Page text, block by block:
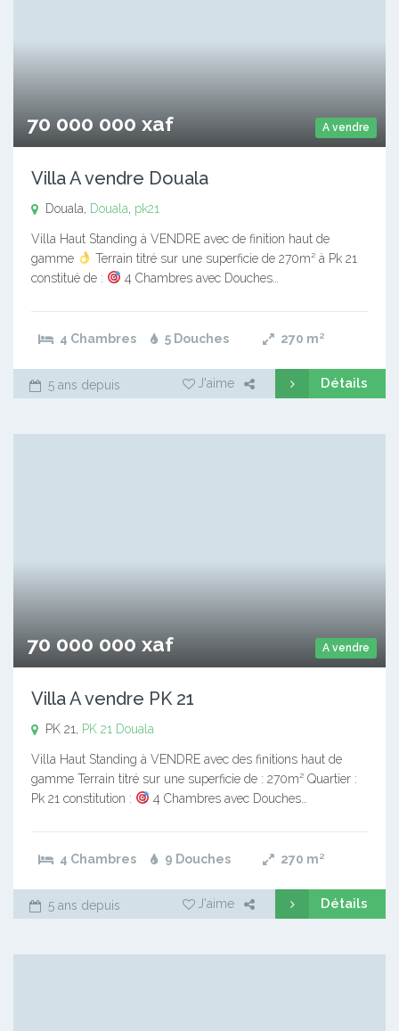
A vendre
70 000 000 xaf
Villa A vendre Douala
Douala, Douala pk21
Villa Haut Standing à VENDRE avec de finition haut de
gamme
Terrain titré sur une superficie de 270m² à Pk 21
constitué de :
4 Chambres avec Douches…
4 Chambres 5 Douches 270 m²
5 ans depuis J'aime Détails
A vendre
70 000 000 xaf
Villa A vendre PK 21
PK 21, PK 21 Douala
Villa Haut Standing à VENDRE avec des finitions haut de
gamme Terrain titré sur une superficie de : 270m² Quartier :
Pk 21 constitution :
4 Chambres avec Douches…
4 Chambres 9 Douches 270 m²
5 ans depuis J'aime Détails